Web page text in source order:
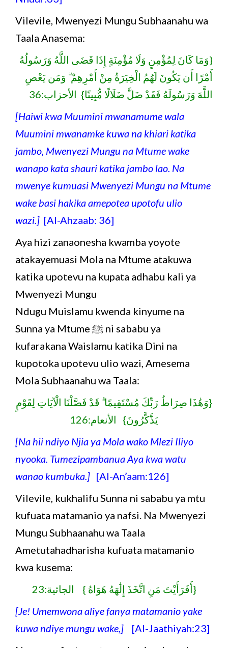
Vilevile, Mwenyezi Mungu Subhaanahu wa
Taala Anasema:
{وَمَا كَانَ لِمُؤْمِنٍ وَلَا مُؤْمِنَةٍ إِذَا قَضَى اللَّهُ وَرَسُولُهُ
أَمْرًا أَن يَكُونَ لَهُمُ الْخِيَرَةُ مِنْ أَمْرِهِمْ ۗ وَمَن يَعْصِ
اللَّهَ وَرَسُولَهُ فَقَدْ ضَلَّ ضَلَالًا مُّبِينًا} الأحزاب:36
[Haiwi kwa Muumini mwanamume wala
Muumini mwanamke kuwa na khiari katika
jambo, Mwenyezi Mungu na Mtume wake
wanapo kata shauri katika jambo lao. Na
mwenye kumuasi Mwenyezi Mungu na Mtume
wake basi hakika amepotea upotofu ulio
wazi.] [Al-Ahzaab: 36]
Aya hizi zanaonesha kwamba yoyote
atakayemuasi Mola na Mtume atakuwa
katika upotevu na kupata adhabu kali ya
Mwenyezi Mungu
Ndugu Muislamu kwenda kinyume na
Sunna ya Mtume ﷺ ni sababu ya
kufarakana Waislamu katika Dini na
kupotoka upotevu ulio wazi, Amesema
Mola Subhaanahu wa Taala:
{وَهَٰذَا صِرَاطُ رَبِّكَ مُسْتَقِيمًا ۗ قَدْ فَصَّلْنَا الْآيَاتِ لِقَوْمٍ
يَذَّكَّرُونَ} الأنعام:126
[Na hii ndiyo Njia ya Mola wako Mlezi Iliyo
nyooka. Tumezipambanua Aya kwa watu
wanao kumbuka.] [Al-An’aam:126]
Vilevile, kukhalifu Sunna ni sababu ya mtu
kufuata matamanio ya nafsi. Na Mwenyezi
Mungu Subhaanahu wa Taala
Ametutahadharisha kufuata matamanio
kwa kusema:
{أَفَرَأَيْتَ مَنِ اتَّخَذَ إِلَٰهَهُ هَوَاهُ } الجاثية:23
[Je! Umemwona aliye fanya matamanio yake
kuwa ndiye mungu wake,] [Al-Jaathiyah:23]